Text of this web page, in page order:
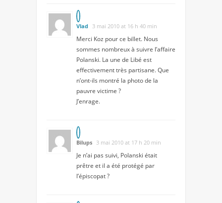
Vlad 3 mai 2010 at 16 h 40 min
Merci Koz pour ce billet. Nous
sommes nombreux à suivre l’affaire
Polanski. La une de Libé est
effectivement très partisane. Que
n’ont-ils montré la photo de la
pauvre victime ?
J’enrage.
Bilups 3 mai 2010 at 17 h 20 min
Je n’ai pas suivi, Polanski était
prêtre et il a été protégé par
l’épiscopat ?